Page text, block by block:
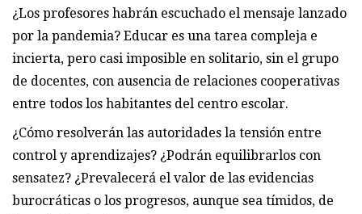
¿Los profesores habrán escuchado el mensaje lanzado
por la pandemia? Educar es una tarea compleja e
incierta, pero casi imposible en solitario, sin el grupo
de docentes, con ausencia de relaciones cooperativas
entre todos los habitantes del centro escolar.
¿Cómo resolverán las autoridades la tensión entre
control y aprendizajes? ¿Podrán equilibrarlos con
sensatez? ¿Prevalecerá el valor de las evidencias
burocráticas o los progresos, aunque sea tímidos, de